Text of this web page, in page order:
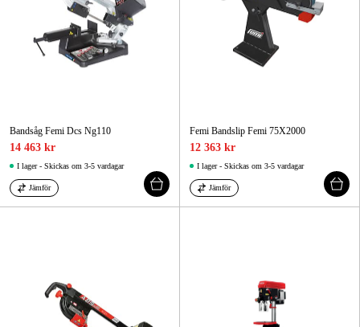
Bandsåg Femi Dcs Ng110
14 463 kr
I lager - Skickas om 3-5 vardagar
Jämför
Femi Bandslip Femi 75X2000
12 363 kr
I lager - Skickas om 3-5 vardagar
Jämför